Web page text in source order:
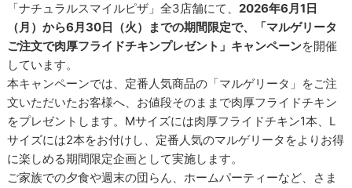
「ナチュラルスマイルピザ」全3店舗にて、2026年6月1日
（月）から6月30日（火）までの期間限定で、「マルゲリータ
ご注文で肉厚フライドチキンプレゼント」キャンペーンを開催
しています。
本キャンペーンでは、定番人気商品の「マルゲリータ」をご注
文いただいたお客様へ、お値段そのままで肉厚フライドチキン
をプレゼントします。Mサイズには肉厚フライドチキン1本、L
サイズには2本をお付けし、定番人気のマルゲリータをよりお得
に楽しめる期間限定企画として実施します。
ご家族での夕食や週末の団らん、ホームパーティーなど、さま